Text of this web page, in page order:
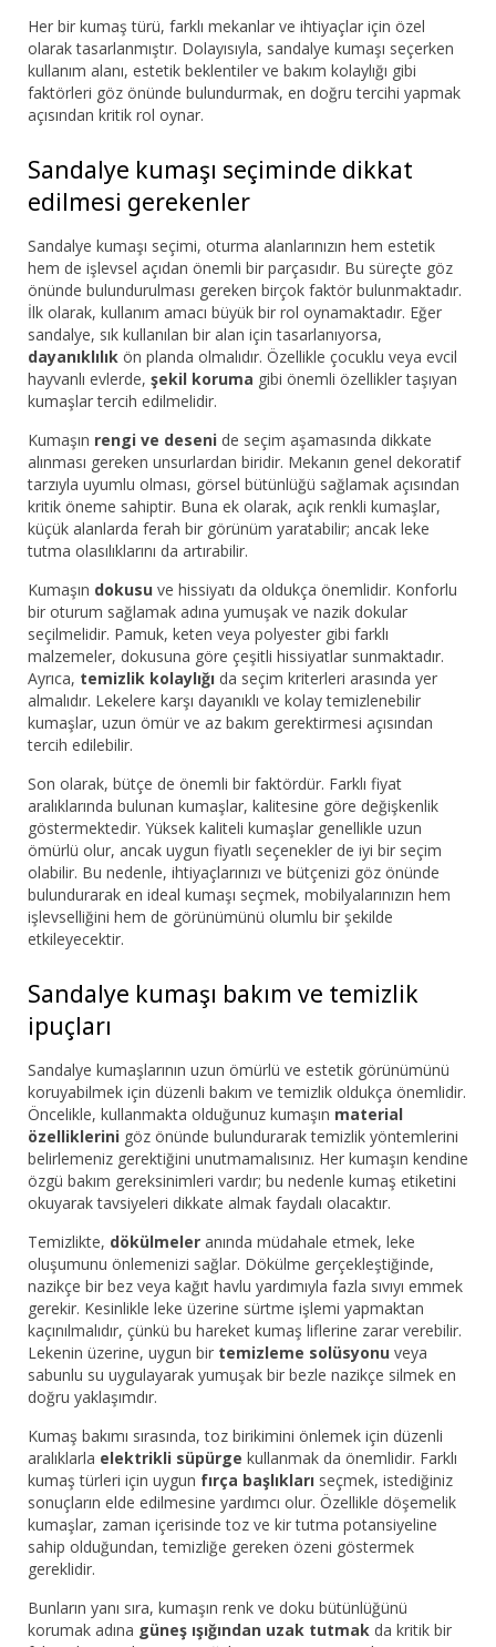
Her bir kumaş türü, farklı mekanlar ve ihtiyaçlar için özel
olarak tasarlanmıştır. Dolayısıyla, sandalye kumaşı seçerken
kullanım alanı, estetik beklentiler ve bakım kolaylığı gibi
faktörleri göz önünde bulundurmak, en doğru tercihi yapmak
açısından kritik rol oynar.
Sandalye kumaşı seçiminde dikkat
edilmesi gerekenler
Sandalye kumaşı seçimi, oturma alanlarınızın hem estetik
hem de işlevsel açıdan önemli bir parçasıdır. Bu süreçte göz
önünde bulundurulması gereken birçok faktör bulunmaktadır.
İlk olarak, kullanım amacı büyük bir rol oynamaktadır. Eğer
sandalye, sık kullanılan bir alan için tasarlanıyorsa,
dayanıklılık ön planda olmalıdır. Özellikle çocuklu veya evcil
hayvanlı evlerde, şekil koruma gibi önemli özellikler taşıyan
kumaşlar tercih edilmelidir.
Kumaşın rengi ve deseni de seçim aşamasında dikkate
alınması gereken unsurlardan biridir. Mekanın genel dekoratif
tarzıyla uyumlu olması, görsel bütünlüğü sağlamak açısından
kritik öneme sahiptir. Buna ek olarak, açık renkli kumaşlar,
küçük alanlarda ferah bir görünüm yaratabilir; ancak leke
tutma olasılıklarını da artırabilir.
Kumaşın dokusu ve hissiyatı da oldukça önemlidir. Konforlu
bir oturum sağlamak adına yumuşak ve nazik dokular
seçilmelidir. Pamuk, keten veya polyester gibi farklı
malzemeler, dokusuna göre çeşitli hissiyatlar sunmaktadır.
Ayrıca, temizlik kolaylığı da seçim kriterleri arasında yer
almalıdır. Lekelere karşı dayanıklı ve kolay temizlenebilir
kumaşlar, uzun ömür ve az bakım gerektirmesi açısından
tercih edilebilir.
Son olarak, bütçe de önemli bir faktördür. Farklı fiyat
aralıklarında bulunan kumaşlar, kalitesine göre değişkenlik
göstermektedir. Yüksek kaliteli kumaşlar genellikle uzun
ömürlü olur, ancak uygun fiyatlı seçenekler de iyi bir seçim
olabilir. Bu nedenle, ihtiyaçlarınızı ve bütçenizi göz önünde
bulundurarak en ideal kumaşı seçmek, mobilyalarınızın hem
işlevselliğini hem de görünümünü olumlu bir şekilde
etkileyecektir.
Sandalye kumaşı bakım ve temizlik
ipuçları
Sandalye kumaşlarının uzun ömürlü ve estetik görünümünü
koruyabilmek için düzenli bakım ve temizlik oldukça önemlidir.
Öncelikle, kullanmakta olduğunuz kumaşın material
özelliklerini göz önünde bulundurarak temizlik yöntemlerini
belirlemeniz gerektiğini unutmamalısınız. Her kumaşın kendine
özgü bakım gereksinimleri vardır; bu nedenle kumaş etiketini
okuyarak tavsiyeleri dikkate almak faydalı olacaktır.
Temizlikte, dökülmeler anında müdahale etmek, leke
oluşumunu önlemenizi sağlar. Dökülme gerçekleştiğinde,
nazikçe bir bez veya kağıt havlu yardımıyla fazla sıvıyı emmek
gerekir. Kesinlikle leke üzerine sürtme işlemi yapmaktan
kaçınılmalıdır, çünkü bu hareket kumaş liflerine zarar verebilir.
Lekenin üzerine, uygun bir temizleme solüsyonu veya
sabunlu su uygulayarak yumuşak bir bezle nazikçe silmek en
doğru yaklaşımdır.
Kumaş bakımı sırasında, toz birikimini önlemek için düzenli
aralıklarla elektrikli süpürge kullanmak da önemlidir. Farklı
kumaş türleri için uygun fırça başlıkları seçmek, istediğiniz
sonuçların elde edilmesine yardımcı olur. Özellikle döşemelik
kumaşlar, zaman içerisinde toz ve kir tutma potansiyeline
sahip olduğundan, temizliğe gereken özeni göstermek
gereklidir.
Bunların yanı sıra, kumaşın renk ve doku bütünlüğünü
korumak adına güneş ışığından uzak tutmak da kritik bir